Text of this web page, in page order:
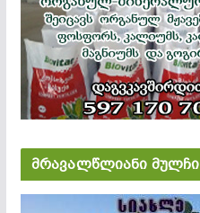
მრავალწლიანი მულჩი